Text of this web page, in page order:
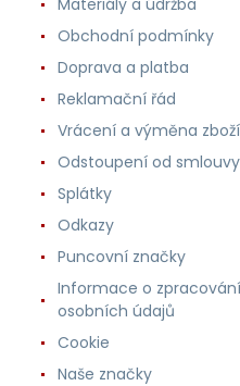
Materiály a údržba
Obchodní podmínky
Doprava a platba
Reklamační řád
Vrácení a výměna zboží
Odstoupení od smlouvy
Splátky
Odkazy
Puncovní značky
Informace o zpracování
osobních údajů
Cookie
Naše značky